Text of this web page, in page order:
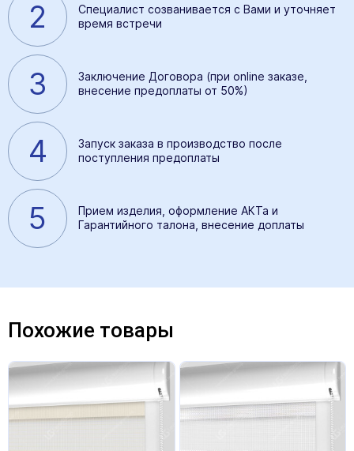
2
Специалист созванивается с Вами и уточняет
время встречи
3
Заключение Договора (при online заказе,
внесение предоплаты от 50%)
4
Запуск заказа в производство после
поступления предоплаты
5
Прием изделия, оформление АКТа и
Гарантийного талона, внесение доплаты
Похожие товары